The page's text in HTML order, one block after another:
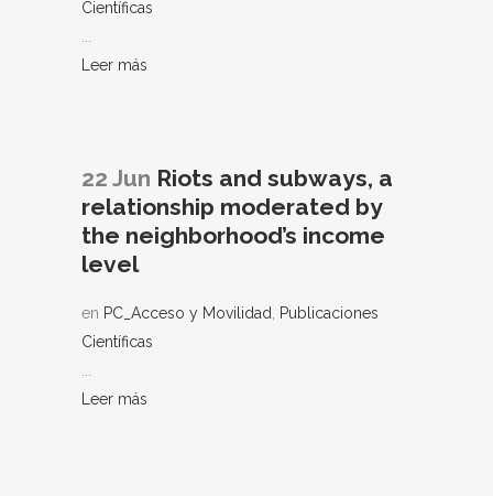
Científicas
Leer más
22 Jun Riots and subways, a
relationship moderated by
the neighborhood’s income
level
en PC_Acceso y Movilidad Publicaciones
Científicas
Leer más